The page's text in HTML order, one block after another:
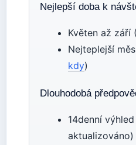
Nejlepší doba k
Květen až září (
Nejteplejší
kdy)
Dlouhodobá
14denní
aktualizováno)